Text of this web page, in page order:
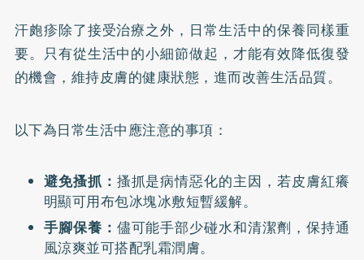
汗皰疹除了接受治療之外，日常生活中的保養同樣重
要。只有從生活中的小細節做起，才能有效降低復發
的機會，維持皮膚的健康狀態，進而改善生活品質。
以下為日常生活中應注意的事項：
避免搔抓： 搔抓是病情惡化的主因，若皮膚紅癢
明顯可用布包冰塊冰敷短暫緩解。
手腳保養： 儘可能手部少碰水和清潔劑，保持通
風涼爽並可搭配乳霜潤膚。